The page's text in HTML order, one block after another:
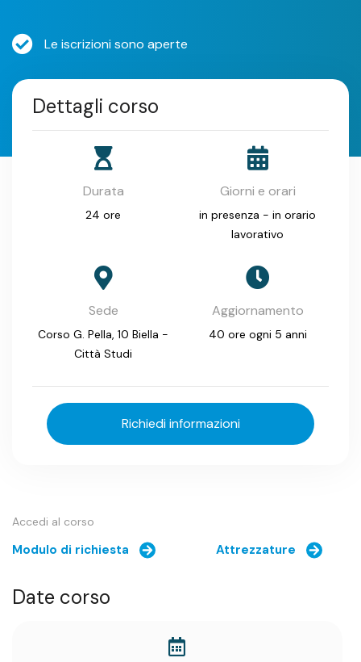
Le iscrizioni sono aperte
Dettagli corso
Durata
24 ore
Giorni e orari
in presenza - in orario
lavorativo
Sede
Corso G. Pella, 10 Biella -
Città Studi
Aggiornamento
40 ore ogni 5 anni
Richiedi informazioni
Accedi al corso
Modulo di richiesta Attrezzature
Date corso